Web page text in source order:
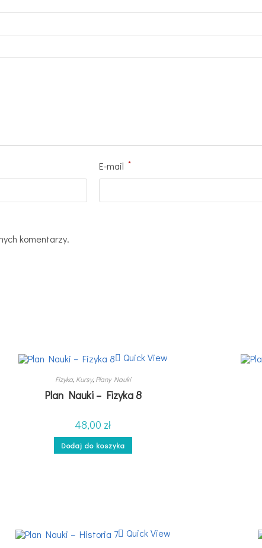
E-mail *
komentarzy.
Quick View
Fizyka, Kursy, Plany Nauki
Plan Nauki – Fizyka 8
48,00 zł
Dodaj do koszyka
Quick View